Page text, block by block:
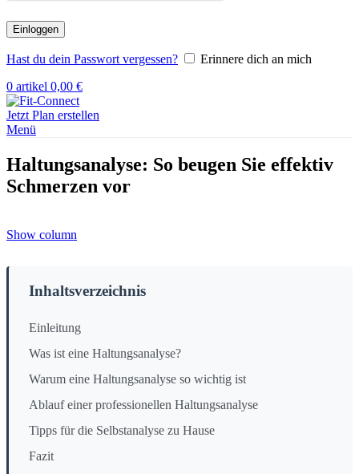
Einloggen
Hast du dein Passwort vergessen?
Erinnere dich an mich
0 artikel 0,00 €
Jetzt Plan erstellen
Menü
Haltungsanalyse: So beugen Sie effektiv
Schmerzen vor
Show column
Inhaltsverzeichnis
Einleitung
Was ist eine Haltungsanalyse?
Warum eine Haltungsanalyse so wichtig ist
Ablauf einer professionellen Haltungsanalyse
Tipps für die Selbstanalyse zu Hause
Fazit